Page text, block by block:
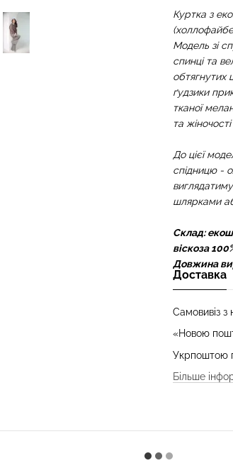
Куртка з
Модель зі
спинці та
обтягнутих
ґудзики
тканої
та
До цієї
спідницю -
шлярками
Склад:
віскоза
Довжина
Доставка
Самовивіз
«Новою
Укрпоштою
Більше